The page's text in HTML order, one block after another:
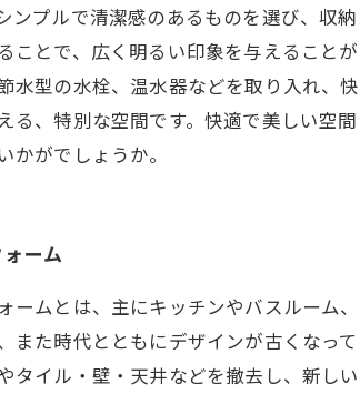
ンプルで清潔感のあるものを選び、収
ことで、広く明るい印象を与えること
水型の水栓、温水器などを取り入れ、
る、特別な空間です。快適で美しい空
かがでしょうか。
ーム
ームとは、主にキッチンやバスルーム
また時代とともにデザインが古くなっ
タイル・壁・天井などを撤去し、新し